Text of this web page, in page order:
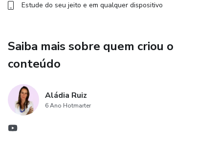
bjos, Aládia Ruiz
Estude do seu jeito e em qualquer dispositivo
Saiba mais sobre quem criou o
conteúdo
Aládia Ruiz
6 Ano Hotmarter